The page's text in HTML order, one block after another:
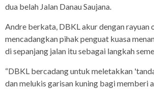
dua belah Jalan Danau Saujana.
Andre berkata, DBKL akur dengan rayuan
mencadangkan pihak penguat kuasa
di sepanjang jalan itu sebagai langkah
“DBKL bercadang untuk meletakkan
dan melukis garisan kuning bagi memberi